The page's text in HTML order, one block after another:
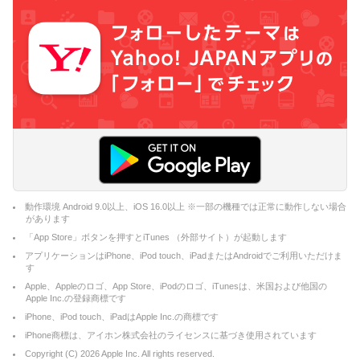
動作環境 Android 9.0以上、iOS 16.0以上 ※一部の機種では正常に動作しない場合
があります
「App Store」ボタンを押すとiTunes （外部サイト）が起動します
アプリケーションはiPhone、iPod touch、iPadまたはAndroidでご利用いただけま
す
Apple、Appleのロゴ、App Store、iPodのロゴ、iTunesは、米国および他国の
Apple Inc.の登録商標です
iPhone、iPod touch、iPadはApple Inc.の商標です
iPhone商標は、アイホン株式会社のライセンスに基づき使用されています
Copyright (C) 2026Apple Inc. All rights reserved.